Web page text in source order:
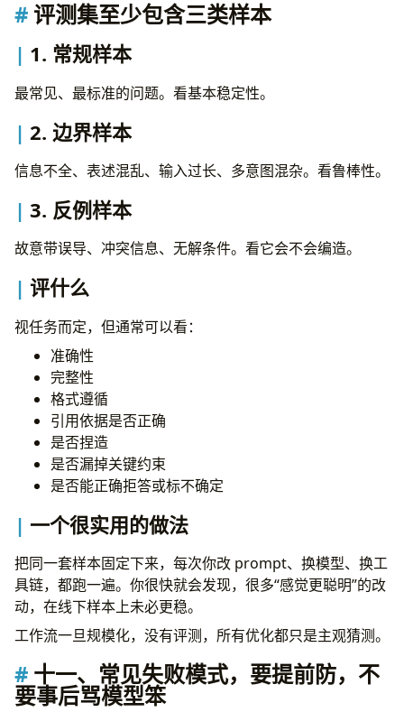
评测集至少包含三类样本
1. 常规样本
最常见、最标准的问题。看基本稳定性。
2. 边界样本
信息不全、表述混乱、输入过长、多意图混杂。看鲁棒性。
3. 反例样本
故意带误导、冲突信息、无解条件。看它会不会编造。
评什么
视任务而定，但通常可以看：
准确性
完整性
格式遵循
引用依据是否正确
是否捏造
是否漏掉关键约束
是否能正确拒答或标不确定
一个很实用的做法
把同一套样本固定下来，每次你改 prompt、换模型、换工
具链，都跑一遍。你很快就会发现，很多“感觉更聪明”的改
动，在线下样本上未必更稳。
工作流一旦规模化，没有评测，所有优化都只是主观猜测。
十一、常见失败模式，要提前防，不
要事后骂模型笨